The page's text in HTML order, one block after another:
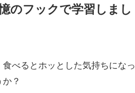
のフックで学習しまし
べるとホッとした気持ちになっ
？